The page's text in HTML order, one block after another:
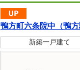
鴨方町六条院中（鴨
新築一戸建て